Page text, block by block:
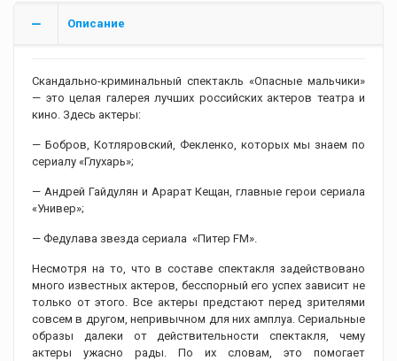
Описание
Скандально-криминальный спектакль «Опасные мальчики»
— это целая галерея лучших российских актеров театра и
кино. Здесь актеры:
— Бобров, Котляровский, Фекленко, которых мы знаем по
сериалу «Глухарь»;
— Андрей Гайдулян и Арарат Кещан, главные герои сериала
«Универ»;
— Федулава звезда сериала «Питер FM».
Несмотря на то, что в составе спектакля задействовано
много известных актеров, бесспорный его успех зависит не
только от этого. Все актеры предстают перед зрителями
совсем в другом, непривычном для них амплуа. Сериальные
образы далеки от действительности спектакля, чему
актеры ужасно рады. По их словам, это помогает